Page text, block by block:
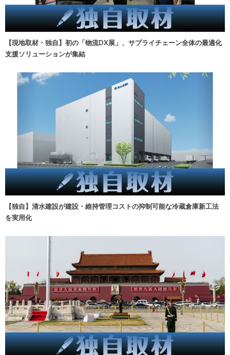
【現地取材・独自】初の「物流DX展」、サプライチェーン全体の最適化
支援ソリューションが集結
【独自】清水建設が建設・維持管理コストの抑制可能な冷蔵倉庫新工法
を実用化